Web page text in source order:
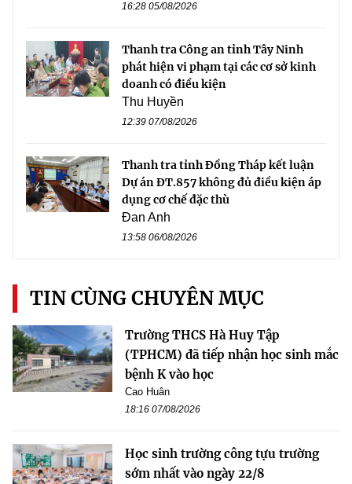
16:28 05/08/2026
Thanh tra Công an tỉnh Tây Ninh
phát hiện vi phạm tại các cơ sở kinh
doanh có điều kiện
Thu Huyền
12:39 07/08/2026
Thanh tra tỉnh Đồng Tháp kết luận
Dự án ĐT.857 không đủ điều kiện áp
dụng cơ chế đặc thù
Đan Anh
13:58 06/08/2026
TIN CÙNG CHUYÊN MỤC
Trường THCS Hà Huy Tập
(TPHCM) đã tiếp nhận học sinh mắc
bệnh K vào học
Cao Huân
18:16 07/08/2026
Học sinh trường công tựu trường
sớm nhất vào ngày 22/8